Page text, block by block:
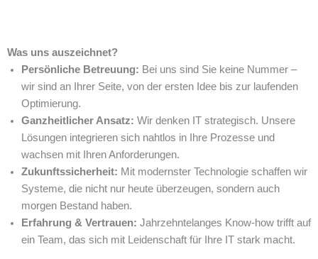
Was uns auszeichnet?
Persönliche Betreuung: Bei uns sind Sie keine Nummer –
wir sind an Ihrer Seite, von der ersten Idee bis zur laufenden
Optimierung.
Ganzheitlicher Ansatz: Wir denken IT strategisch. Unsere
Lösungen integrieren sich nahtlos in Ihre Prozesse und
wachsen mit Ihren Anforderungen.
Zukunftssicherheit: Mit modernster Technologie schaffen wir
Systeme, die nicht nur heute überzeugen, sondern auch
morgen Bestand haben.
Erfahrung & Vertrauen: Jahrzehntelanges Know-how trifft auf
ein Team, das sich mit Leidenschaft für Ihre IT stark macht.